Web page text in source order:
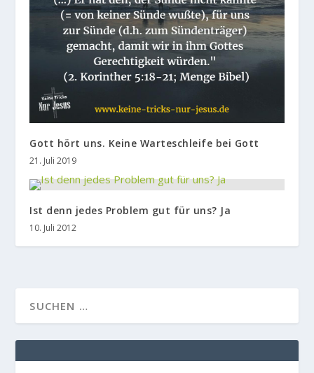
Gott hört uns. Keine Warteschleife bei Gott
21. Juli 2019
Ist denn jedes Problem gut für uns? Ja
10. Juli 2012